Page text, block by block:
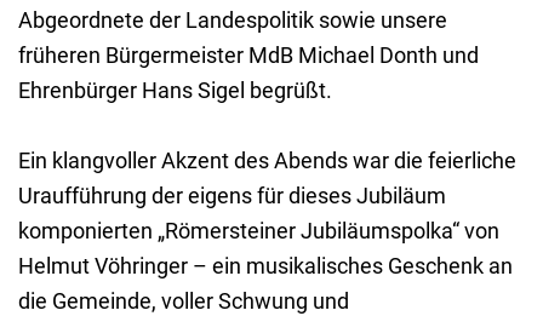
Abgeordnete der Landespolitik sowie unsere
früheren Bürgermeister MdB Michael Donth und
Ehrenbürger Hans Sigel begrüßt.
Ein klangvoller Akzent des Abends war die feierliche
Uraufführung der eigens für dieses Jubiläum
komponierten „Römersteiner Jubiläumspolka“ von
Helmut Vöhringer – ein musikalisches Geschenk an
die Gemeinde, voller Schwung und